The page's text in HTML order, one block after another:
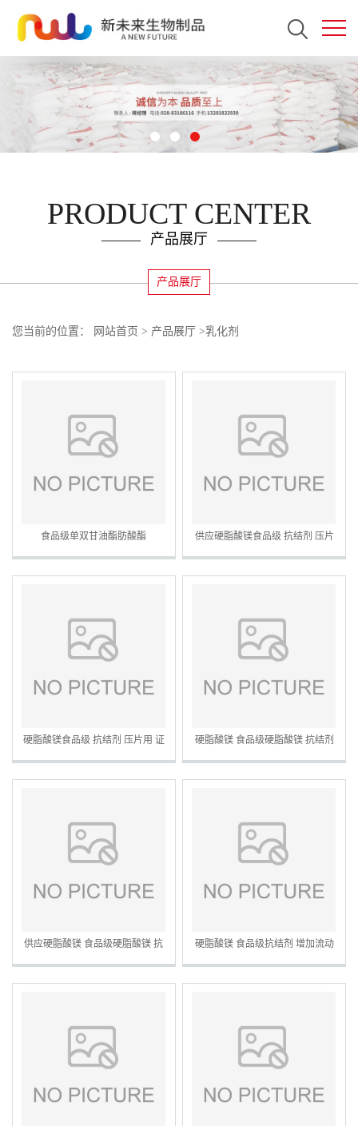
PRODUCT CENTER
产品展厅
产品展厅
您当前的位置： 网站首页 > 产品展厅 >乳化剂
食品级单双甘油酯肪酸酯 供应硬脂酸镁食品级 抗结剂 压片
用 证件齐全 硬脂酸镁镁
硬脂酸镁食品级 抗结剂 压片用 证
件齐全 硬脂酸镁
硬脂酸镁 食品级硬脂酸镁 抗结剂
压片糖果 量大从优 欢迎选购
供应硬脂酸镁 食品级硬脂酸镁 抗
结剂 压片糖果 量大从优
硬脂酸镁 食品级抗结剂 增加流动
性压片糖果脱模剂辅料